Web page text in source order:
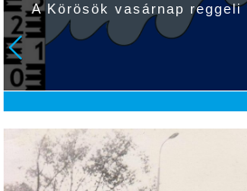
A Körösök vasárnap reggeli